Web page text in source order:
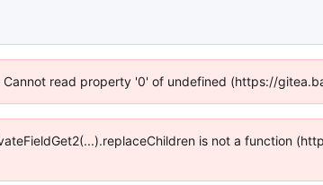
read property '0' of undefined (https://
is not a function